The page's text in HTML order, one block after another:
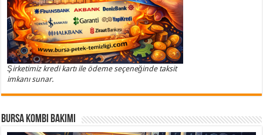
Şirketimiz kredi kartı ile ödeme seçeneğinde taksit
imkanı sunar.
Bursa Kombi Bakımı